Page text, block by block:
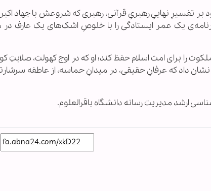
بر تفسیرِ نهاییِ رهبریِ قرآنی، رهبری که شروعش با جهاد
یک عمر ایستادگی را با خلوصِ اشک‌های یک عارف
را برای امت اسلام حفظ کند؛ او که در اوج کهولت، صلابتِ
داد که عرفانِ حقیقی، در میدانِ حماسه، از عاطفه
ارشد مدیریت رسانه دانشگاه باقرالعلوم.